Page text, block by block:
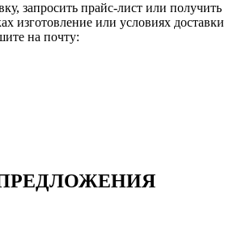
запросить прайс-лист или получить
изготовление или условиях доставки
на почту: